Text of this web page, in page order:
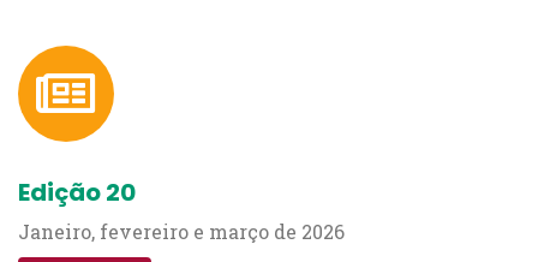
Edição 20
Janeiro, fevereiro e março de 2026